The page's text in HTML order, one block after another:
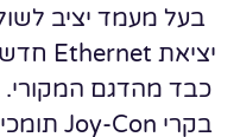
בעל מעמד יציב
כבד מהדגם המקורי.